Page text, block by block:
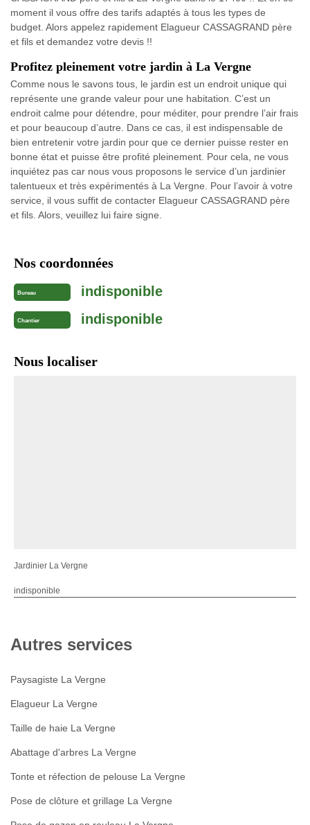
moment il vous offre des tarifs adaptés à tous les types de
budget. Alors appelez rapidement Elagueur CASSAGRAND père
et fils et demandez votre devis !!
Profitez pleinement votre jardin à La Vergne
Comme nous le savons tous, le jardin est un endroit unique qui
représente une grande valeur pour une habitation. C’est un
endroit calme pour détendre, pour méditer, pour prendre l’air frais
et pour beaucoup d’autre. Dans ce cas, il est indispensable de
bien entretenir votre jardin pour que ce dernier puisse rester en
bonne état et puisse être profité pleinement. Pour cela, ne vous
inquiétez pas car nous vous proposons le service d’un jardinier
talentueux et très expérimentés à La Vergne. Pour l’avoir à votre
service, il vous suffit de contacter Elagueur CASSAGRAND père
et fils. Alors, veuillez lui faire signe.
Nos coordonnées
Bureau indisponible
Chantier indisponible
Nous localiser
Jardinier La Vergne
indisponible
Autres services
Paysagiste La Vergne
Elagueur La Vergne
Taille de haie La Vergne
Abattage d'arbres La Vergne
Tonte et réfection de pelouse La Vergne
Pose de clôture et grillage La Vergne